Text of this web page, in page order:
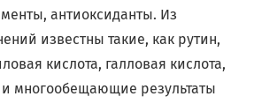
антиоксиданты. Из
известны такие, как рутин,
кислота, галловая кислота,
многообещающие результаты